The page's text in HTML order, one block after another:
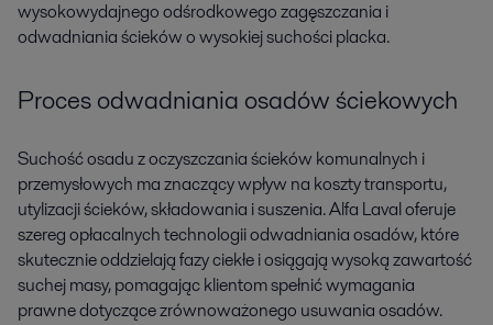
wysokowydajnego odśrodkowego zagęszczania i
odwadniania ścieków o wysokiej suchości placka.
Proces odwadniania osadów ściekowych
Suchość osadu z oczyszczania ścieków komunalnych i
przemysłowych ma znaczący wpływ na koszty transportu,
utylizacji ścieków, składowania i suszenia. Alfa Laval oferuje
szereg opłacalnych technologii odwadniania osadów, które
skutecznie oddzielają fazy ciekłe i osiągają wysoką zawartość
suchej masy, pomagając klientom spełnić wymagania
prawne dotyczące zrównoważonego usuwania osadów.